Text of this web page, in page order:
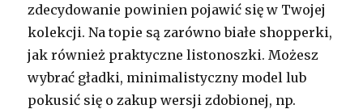
zdecydowanie powinien pojawić się w Twojej
kolekcji. Na topie są zarówno białe shopperki,
jak również praktyczne listonoszki. Możesz
wybrać gładki, minimalistyczny model lub
pokusić się o zakup wersji zdobionej, np.